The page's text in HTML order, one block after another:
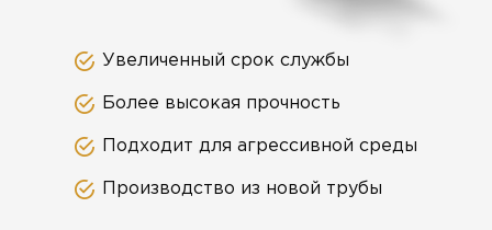
Увеличенный срок службы
Более высокая прочность
Подходит для агрессивной среды
Производство из новой трубы